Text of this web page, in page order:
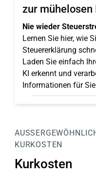
zur mühelosen
Nie wieder
Lernen Sie hier, wie
Steuererklärung
Laden Sie einfach
KI erkennt und
Informationen für
KURKOSTEN
Kurkosten